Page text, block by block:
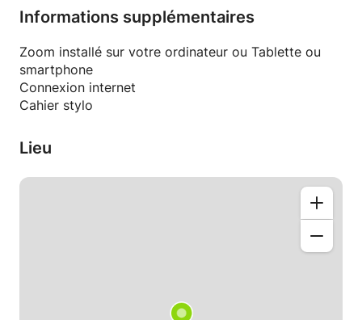
Informations supplémentaires
Zoom installé sur votre ordinateur ou Tablette ou
smartphone
Connexion internet
Cahier stylo
Lieu